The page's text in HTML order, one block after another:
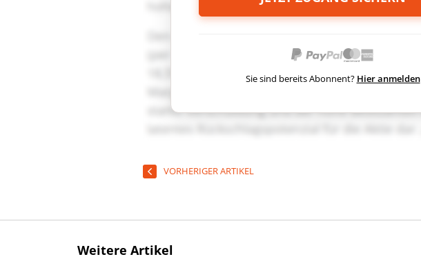
Sie sind bereits Abonnent? Hier anmelden
VORHERIGER ARTIKEL
Weitere Artikel